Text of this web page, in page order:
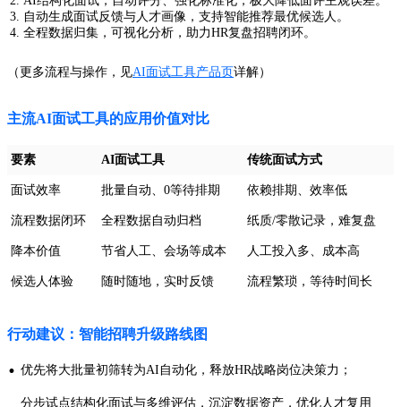
自动生成面试反馈与人才画像，支持智能推荐最优候选人。
全程数据归集，可视化分析，助力HR复盘招聘闭环。
（更多流程与操作，见AI面试工具产品页详解）
主流AI面试工具的应用价值对比
要素 AI面试工具 传统面试方式
面试效率 批量自动、0等待排期 依赖排期、效率低
流程数据闭环 全程数据自动归档 纸质/零散记录，难复盘
降本价值 节省人工、会场等成本 人工投入多、成本高
候选人体验 随时随地，实时反馈 流程繁琐，等待时间长
行动建议：智能招聘升级路线图
· 优先将大批量初筛转为AI自动化，释放HR战略岗位决策力；
分步试点结构化面试与多维评估，沉淀数据资产，优化人才复用